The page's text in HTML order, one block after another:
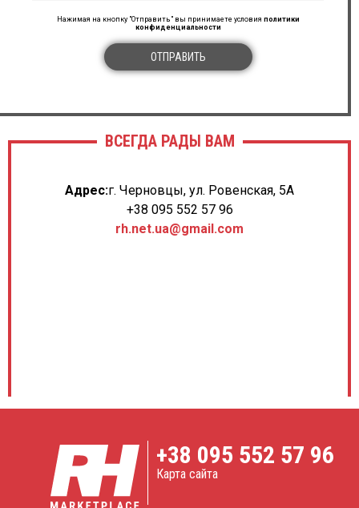
Нажимая на кнопку "Отправить" вы принимаете условия политики
конфиденциальности
ОТПРАВИТЬ
ВСЕГДА РАДЫ ВАМ
Адрес:г. Черновцы, ул. Ровенская, 5А
+38 095 552 57 96
rh.net.ua@gmail.com
+38 095 552 57 96
Карта сайта